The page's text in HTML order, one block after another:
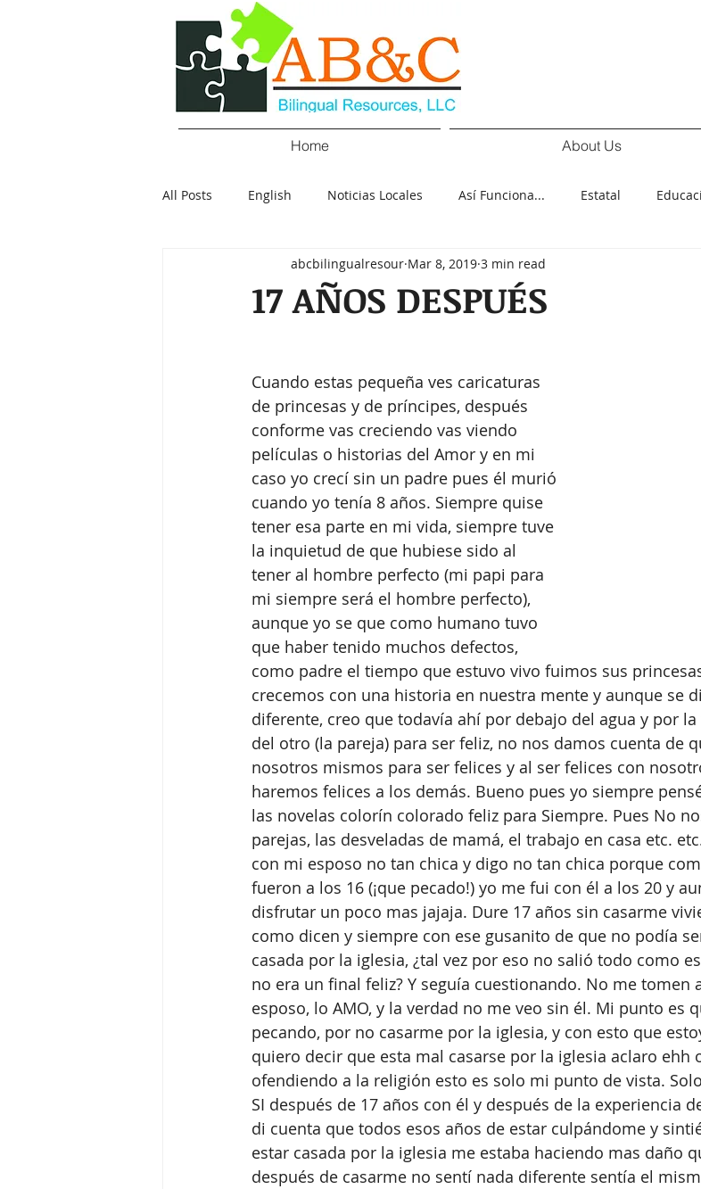
Home About Us
All Posts English Noticias Locales Así Funciona... Estatal
Negocios Salud Cultura Deportes
17 AÑOS DESPUÉS
abcbilingualresour Mar 8, 2019 3 min read
Cuando estas pequeña ves caricaturas
de princesas y de príncipes, después
conforme vas creciendo vas viendo
películas o historias del Amor y en mi
caso yo crecí sin un padre pues él murió
cuando yo tenía 8 años. Siempre quise
tener esa parte en mi vida, siempre tuve
la inquietud de que hubiese sido al
tener al hombre perfecto (mi papi para
mi siempre será el hombre perfecto),
aunque yo se que como humano tuvo
que haber tenido muchos defectos,
como padre el tiempo que estuvo vivo fuimos sus
crecemos con una historia en nuestra mente y aunque se
diferente, creo que todavía ahí por debajo del agua y por
del otro (la pareja) para ser feliz, no nos damos cuenta de
nosotros mismos para ser felices y al ser felices con
haremos felices a los demás. Bueno pues yo siempre
las novelas colorín colorado feliz para Siempre. Pues No
parejas, las desveladas de mamá, el trabajo en casa etc.
con mi esposo no tan chica y digo no tan chica porque
fueron a los 16 (¡que pecado!) yo me fui con él a los 20 y
disfrutar un poco mas jajaja. Dure 17 años sin casarme
como dicen y siempre con ese gusanito de que no podía
casada por la iglesia, ¿tal vez por eso no salió todo como
no era un final feliz? Y seguía cuestionando. No me tomen
esposo, lo AMO, y la verdad no me veo sin él. Mi punto es
pecando, por no casarme por la iglesia, y con esto que
quiero decir que esta mal casarse por la iglesia aclaro ehh
ofendiendo a la religión esto es solo mi punto de vista.
SI después de 17 años con él y después de la experiencia
di cuenta que todos esos años de estar culpándome y
estar casada por la iglesia me estaba haciendo mas daño
después de casarme no sentí nada diferente sentía el